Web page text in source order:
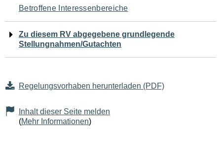
den
Seiteninhalt
Betroffene Interessenbereiche
Zu diesem RV abgegebene grundlegende
Stellungnahmen/Gutachten
Regelungsvorhaben herunterladen (PDF)
Inhalt dieser Seite melden
(Mehr Informationen)